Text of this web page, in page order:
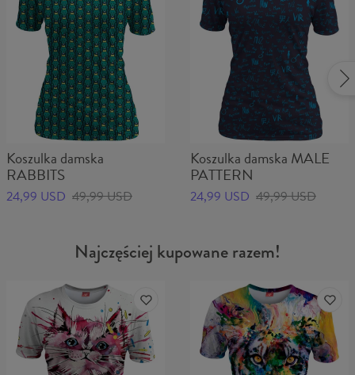
Koszulka damska
RABBITS
24,99 USD 49,99 USD
Koszulka damska MALE
PATTERN
24,99 USD 49,99 USD
Najczęściej kupowane razem!